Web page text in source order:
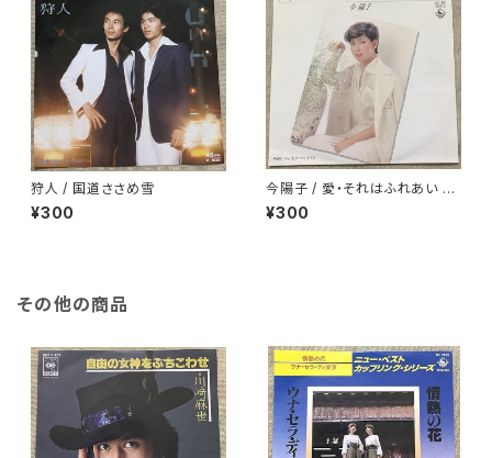
狩人 / 国道ささめ雪
¥300
今陽子 / 愛・それはふれあい 白
ラベル
¥300
その他の商品